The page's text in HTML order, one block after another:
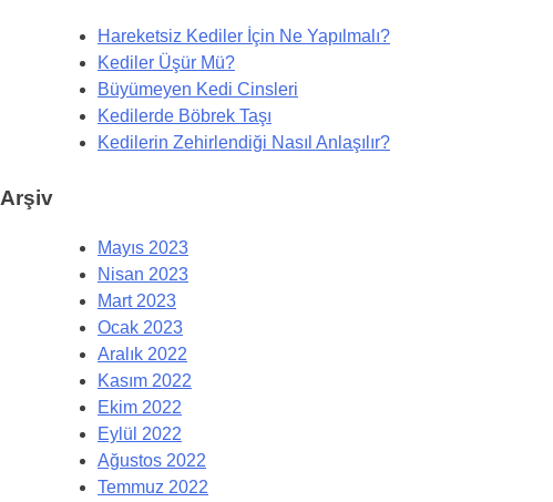
Hareketsiz Kediler İçin Ne Yapılmalı?
Kediler Üşür Mü?
Büyümeyen Kedi Cinsleri
Kedilerde Böbrek Taşı
Kedilerin Zehirlendiği Nasıl Anlaşılır?
Arşiv
Mayıs 2023
Nisan 2023
Mart 2023
Ocak 2023
Aralık 2022
Kasım 2022
Ekim 2022
Eylül 2022
Ağustos 2022
Temmuz 2022